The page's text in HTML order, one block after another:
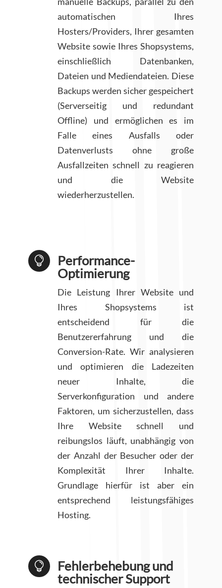
automatischen Ihres
Hosters/Providers, Ihrer gesamten
Website sowie Ihres Shopsystems,
einschließlich Datenbanken,
Dateien und Mediendateien. Diese
Backups werden sicher gespeichert
(Serverseitig und redundant
Offline) und ermöglichen es im
Falle eines Ausfalls oder
Datenverlusts ohne große
Ausfallzeiten schnell zu reagieren
und die Website
wiederherzustellen.

Performance-
Optimierung
Die Leistung Ihrer Website und
Ihres Shopsystems ist
entscheidend für die
Benutzererfahrung und die
Conversion-Rate. Wir analysieren
und optimieren die Ladezeiten
neuer Inhalte, die
Serverkonfiguration und andere
Faktoren, um sicherzustellen, dass
Ihre Website schnell und
reibungslos läuft, unabhängig von
der Anzahl der Besucher oder der
Komplexität Ihrer Inhalte.
Grundlage hierfür ist aber ein
entsprechend leistungsfähiges
Hosting.

Fehlerbehebung und
technischer Support